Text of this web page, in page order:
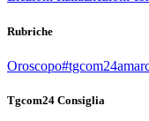
Rubriche
Oroscopo
Tgcom24 Consiglia